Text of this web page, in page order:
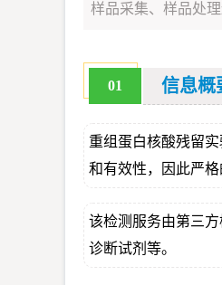
样品采集、样品处
01 信息概
重组蛋白核酸残留
和有效性，因此严
该检测服务由第三
诊断试剂等。